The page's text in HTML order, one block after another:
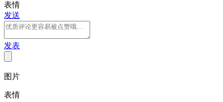
表情
发送
发表
图片
表情